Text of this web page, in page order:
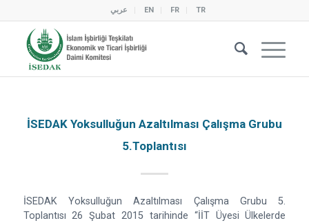
عربي EN FR TR
İSEDAK Yoksulluğun Azaltılması Çalışma Grubu
5.Toplantısı
İSEDAK Yoksulluğun Azaltılması Çalışma Grubu 5.
Toplantısı 26 Şubat 2015 tarihinde “İİT Üyesi Ülkelerde